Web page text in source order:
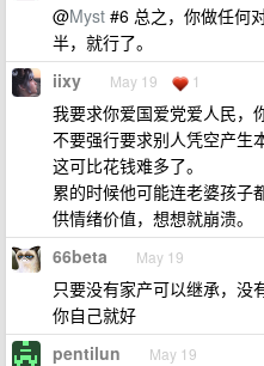
@Myst #6 总之，你做任何
半，就行了。
iixy May 19 1
我要求你爱国爱党爱人民，
不要强行要求别人凭空产生
这可比花钱难多了。
累的时候他可能连老婆孩子
供情绪价值，想想就崩溃。
66beta May 19
只要没有家产可以继承，没
你自己就好
pentilun May 19